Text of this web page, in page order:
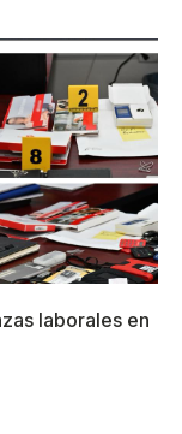
laborales en